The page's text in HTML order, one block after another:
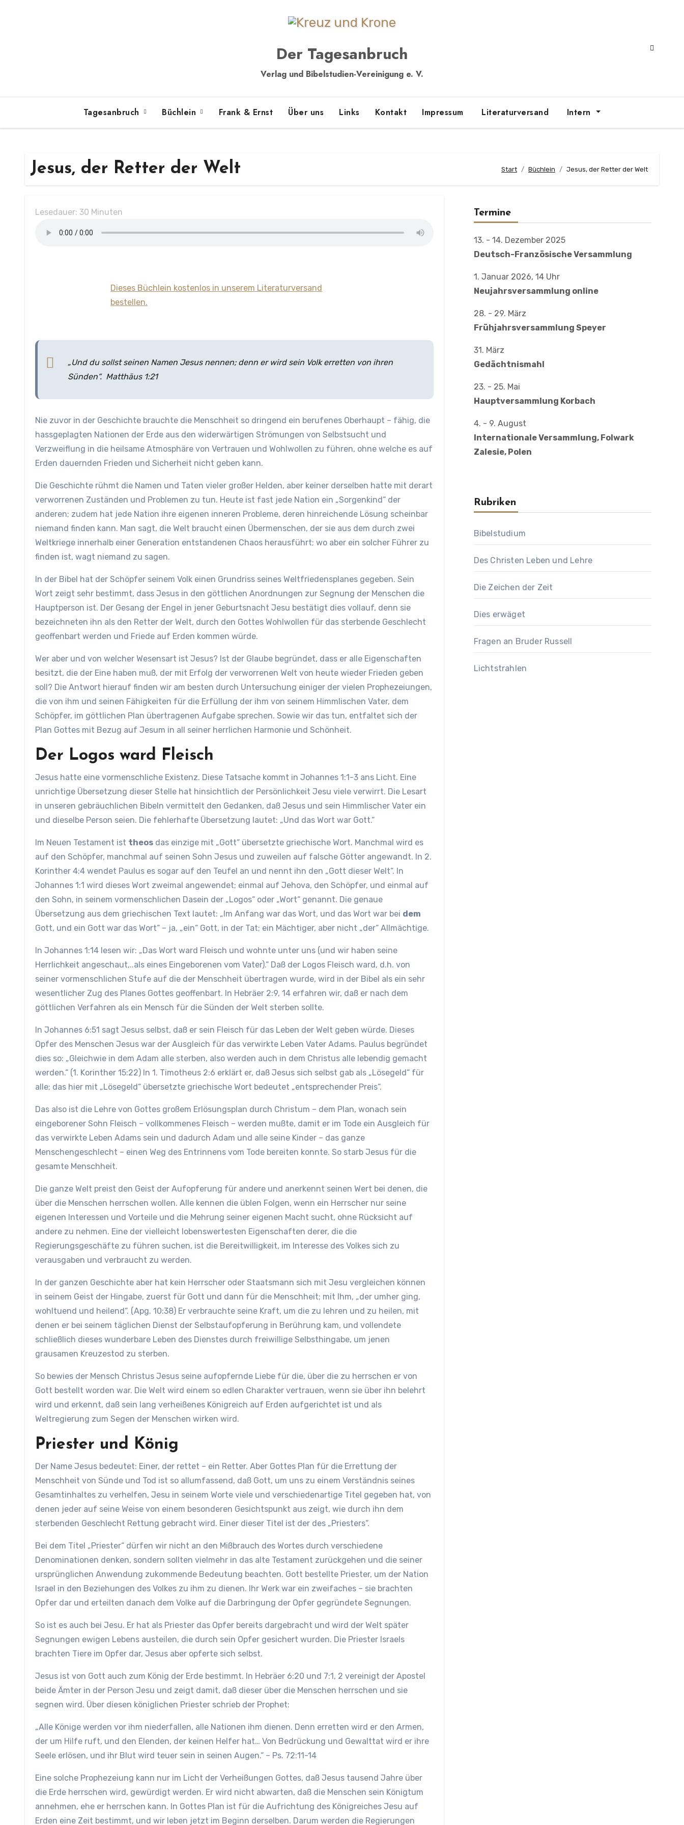
Der Tagesanbruch
Verlag und Bibelstudien-Vereinigung e. V.
Tagesanbruch Büchlein Frank & Ernst Über uns Links Kontakt Impressum Literaturversand Intern
Jesus, der Retter der Welt Start Büchlein Jesus, der Retter der Welt
Lesedauer: 30 Minuten
Dieses Büchlein kostenlos in unserem Literaturversand
bestellen.
„Und du sollst seinen Namen Jesus nennen; denn er wird sein Volk erretten von ihren
Sünden“. Matthäus 1:21
Nie zuvor in der Geschichte brauchte die Menschheit so dringend ein berufenes Oberhaupt – fähig, die
hassgeplagten Nationen der Erde aus den widerwärtigen Strömungen von Selbstsucht und
Verzweiflung in die heilsame Atmosphäre von Vertrauen und Wohlwollen zu führen, ohne welche es auf
Erden dauernden Frieden und Sicherheit nicht geben kann.
Die Geschichte rühmt die Namen und Taten vieler großer Helden, aber keiner derselben hatte mit derart
verworrenen Zuständen und Problemen zu tun. Heute ist fast jede Nation ein „Sorgenkind“ der
anderen; zudem hat jede Nation ihre eigenen inneren Probleme, deren hinreichende Lösung scheinbar
niemand finden kann. Man sagt, die Welt braucht einen Übermenschen, der sie aus dem durch zwei
Weltkriege innerhalb einer Generation entstandenen Chaos herausführt; wo aber ein solcher Führer zu
finden ist, wagt niemand zu sagen.
In der Bibel hat der Schöpfer seinem Volk einen Grundriss seines Weltfriedensplanes gegeben. Sein
Wort zeigt sehr bestimmt, dass Jesus in den göttlichen Anordnungen zur Segnung der Menschen die
Hauptperson ist. Der Gesang der Engel in jener Geburtsnacht Jesu bestätigt dies vollauf, denn sie
bezeichneten ihn als den Retter der Welt, durch den Gottes Wohlwollen für das sterbende Geschlecht
geoffenbart werden und Friede auf Erden kommen würde.
Wer aber und von welcher Wesensart ist Jesus? Ist der Glaube begründet, dass er alle Eigenschaften
besitzt, die der Eine haben muß, der mit Erfolg der verworrenen Welt von heute wieder Frieden geben
soll? Die Antwort hierauf finden wir am besten durch Untersuchung einiger der vielen Prophezeiungen,
die von ihm und seinen Fähigkeiten für die Erfüllung der ihm von seinem Himmlischen Vater, dem
Schöpfer, im göttlichen Plan übertragenen Aufgabe sprechen. Sowie wir das tun, entfaltet sich der
Plan Gottes mit Bezug auf Jesum in all seiner herrlichen Harmonie und Schönheit.
Der Logos ward Fleisch
Jesus hatte eine vormenschliche Existenz. Diese Tatsache kommt in Johannes 1:1-3 ans Licht. Eine
unrichtige Übersetzung dieser Stelle hat hinsichtlich der Persönlichkeit Jesu viele verwirrt. Die Lesart
in unseren gebräuchlichen Bibeln vermittelt den Gedanken, daß Jesus und sein Himmlischer Vater ein
und dieselbe Person seien. Die fehlerhafte Übersetzung lautet: „Und das Wort war Gott.“
Im Neuen Testament ist theos das einzige mit „Gott“ übersetzte griechische Wort. Manchmal wird es
auf den Schöpfer, manchmal auf seinen Sohn Jesus und zuweilen auf falsche Götter angewandt. In 2.
Korinther 4:4 wendet Paulus es sogar auf den Teufel an und nennt ihn den „Gott dieser Welt“. In
Johannes 1:1 wird dieses Wort zweimal angewendet; einmal auf Jehova, den Schöpfer, und einmal auf
den Sohn, in seinem vormenschlichen Dasein der „Logos“ oder „Wort“ genannt. Die genaue
Übersetzung aus dem griechischen Text lautet: „Im Anfang war das Wort, und das Wort war bei dem
Gott, und ein Gott war das Wort“ – ja, „ein“ Gott, in der Tat; ein Mächtiger, aber nicht „der“ Allmächtige.
In Johannes 1:14 lesen wir: „Das Wort ward Fleisch und wohnte unter uns (und wir haben seine
Herrlichkeit angeschaut,..als eines Eingeborenen vom Vater).“ Daß der Logos Fleisch ward, d.h. von
seiner vormenschlichen Stufe auf die der Menschheit übertragen wurde, wird in der Bibel als ein sehr
wesentlicher Zug des Planes Gottes geoffenbart. In Hebräer 2:9, 14 erfahren wir, daß er nach dem
göttlichen Verfahren als ein Mensch für die Sünden der Welt sterben sollte.
In Johannes 6:51 sagt Jesus selbst, daß er sein Fleisch für das Leben der Welt geben würde. Dieses
Opfer des Menschen Jesus war der Ausgleich für das verwirkte Leben Vater Adams. Paulus begründet
dies so: „Gleichwie in dem Adam alle sterben, also werden auch in dem Christus alle lebendig gemacht
werden.“ (1. Korinther 15:22) In 1. Timotheus 2:6 erklärt er, daß Jesus sich selbst gab als „Lösegeld“ für
alle; das hier mit „Lösegeld“ übersetzte griechische Wort bedeutet „entsprechender Preis“.
Das also ist die Lehre von Gottes großem Erlösungsplan durch Christum – dem Plan, wonach sein
eingeborener Sohn Fleisch – vollkommenes Fleisch – werden mußte, damit er im Tode ein Ausgleich für
das verwirkte Leben Adams sein und dadurch Adam und alle seine Kinder – das ganze
Menschengeschlecht – einen Weg des Entrinnens vom Tode bereiten konnte. So starb Jesus für die
gesamte Menschheit.
Die ganze Welt preist den Geist der Aufopferung für andere und anerkennt seinen Wert bei denen, die
über die Menschen herrschen wollen. Alle kennen die üblen Folgen, wenn ein Herrscher nur seine
eigenen Interessen und Vorteile und die Mehrung seiner eigenen Macht sucht, ohne Rücksicht auf
andere zu nehmen. Eine der vielleicht lobenswertesten Eigenschaften derer, die die
Regierungsgeschäfte zu führen suchen, ist die Bereitwilligkeit, im Interesse des Volkes sich zu
verausgaben und verbraucht zu werden.
In der ganzen Geschichte aber hat kein Herrscher oder Staatsmann sich mit Jesu vergleichen können
in seinem Geist der Hingabe, zuerst für Gott und dann für die Menschheit; mit Ihm, „der umher ging,
wohltuend und heilend“. (Apg. 10:38) Er verbrauchte seine Kraft, um die zu lehren und zu heilen, mit
denen er bei seinem täglichen Dienst der Selbstaufopferung in Berührung kam, und vollendete
schließlich dieses wunderbare Leben des Dienstes durch freiwillige Selbsthingabe, um jenen
grausamen Kreuzestod zu sterben.
So bewies der Mensch Christus Jesus seine aufopfernde Liebe für die, über die zu herrschen er von
Gott bestellt worden war. Die Welt wird einem so edlen Charakter vertrauen, wenn sie über ihn belehrt
wird und erkennt, daß sein lang verheißenes Königreich auf Erden aufgerichtet ist und als
Weltregierung zum Segen der Menschen wirken wird.
Priester und König
Der Name Jesus bedeutet: Einer, der rettet – ein Retter. Aber Gottes Plan für die Errettung der
Menschheit von Sünde und Tod ist so allumfassend, daß Gott, um uns zu einem Verständnis seines
Gesamtinhaltes zu verhelfen, Jesu in seinem Worte viele und verschiedenartige Titel gegeben hat, von
denen jeder auf seine Weise von einem besonderen Gesichtspunkt aus zeigt, wie durch ihn dem
sterbenden Geschlecht Rettung gebracht wird. Einer dieser Titel ist der des „Priesters“.
Bei dem Titel „Priester“ dürfen wir nicht an den Mißbrauch des Wortes durch verschiedene
Denominationen denken, sondern sollten vielmehr in das alte Testament zurückgehen und die seiner
ursprünglichen Anwendung zukommende Bedeutung beachten. Gott bestellte Priester, um der Nation
Israel in den Beziehungen des Volkes zu ihm zu dienen. Ihr Werk war ein zweifaches – sie brachten
Opfer dar und erteilten danach dem Volke auf die Darbringung der Opfer gegründete Segnungen.
So ist es auch bei Jesu. Er hat als Priester das Opfer bereits dargebracht und wird der Welt später
Segnungen ewigen Lebens austeilen, die durch sein Opfer gesichert wurden. Die Priester Israels
brachten Tiere im Opfer dar, Jesus aber opferte sich selbst.
Jesus ist von Gott auch zum König der Erde bestimmt. In Hebräer 6:20 und 7:1, 2 vereinigt der Apostel
beide Ämter in der Person Jesu und zeigt damit, daß dieser über die Menschen herrschen und sie
segnen wird. Über diesen königlichen Priester schrieb der Prophet:
„Alle Könige werden vor ihm niederfallen, alle Nationen ihm dienen. Denn erretten wird er den Armen,
der um Hilfe ruft, und den Elenden, der keinen Helfer hat… Von Bedrückung und Gewalttat wird er ihre
Seele erlösen, und ihr Blut wird teuer sein in seinen Augen.“ – Ps. 72:11-14
Eine solche Prophezeiung kann nur im Licht der Verheißungen Gottes, daß Jesus tausend Jahre über
die Erde herrschen wird, gewürdigt werden. Er wird nicht abwarten, daß die Menschen sein Königtum
annehmen, ehe er herrschen kann. In Gottes Plan ist für die Aufrichtung des Königreiches Jesu auf
Erden eine Zeit bestimmt, und wir leben jetzt im Beginn derselben. Darum werden die Regierungen
Termine
13. - 14. Dezember 2025
Deutsch-Französische Versammlung
1. Januar 2026, 14 Uhr
Neujahrsversammlung online
28. - 29. März
Frühjahrsversammlung Speyer
31. März
Gedächtnismahl
23. - 25. Mai
Hauptversammlung Korbach
4. - 9. August
Internationale Versammlung, Folwark
Zalesie, Polen
Rubriken
Bibelstudium
Des Christen Leben und Lehre
Die Zeichen der Zeit
Dies erwäget
Fragen an Bruder Russell
Lichtstrahlen